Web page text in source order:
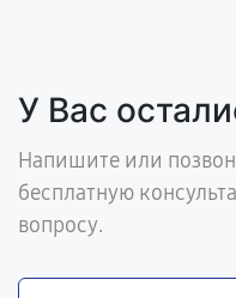
У Вас
Напишите или
бесплатную
вопросу.